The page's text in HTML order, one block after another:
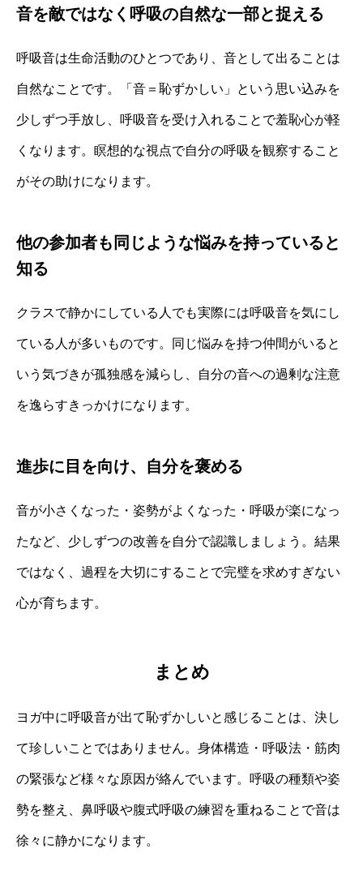
音を敵ではなく呼吸の自然な一部と捉える
呼吸音は生命活動のひとつであり、音として出ることは
自然なことです。「音＝恥ずかしい」という思い込みを
少しずつ手放し、呼吸音を受け入れることで羞恥心が軽
くなります。瞑想的な視点で自分の呼吸を観察すること
がその助けになります。
他の参加者も同じような悩みを持っていると
知る
クラスで静かにしている人でも実際には呼吸音を気にし
ている人が多いものです。同じ悩みを持つ仲間がいると
いう気づきが孤独感を減らし、自分の音への過剰な注意
を逸らすきっかけになります。
進歩に目を向け、自分を褒める
音が小さくなった・姿勢がよくなった・呼吸が楽になっ
たなど、少しずつの改善を自分で認識しましょう。結果
ではなく、過程を大切にすることで完璧を求めすぎない
心が育ちます。
まとめ
ヨガ中に呼吸音が出て恥ずかしいと感じることは、決し
て珍しいことではありません。身体構造・呼吸法・筋肉
の緊張など様々な原因が絡んでいます。呼吸の種類や姿
勢を整え、鼻呼吸や腹式呼吸の練習を重ねることで音は
徐々に静かになります。